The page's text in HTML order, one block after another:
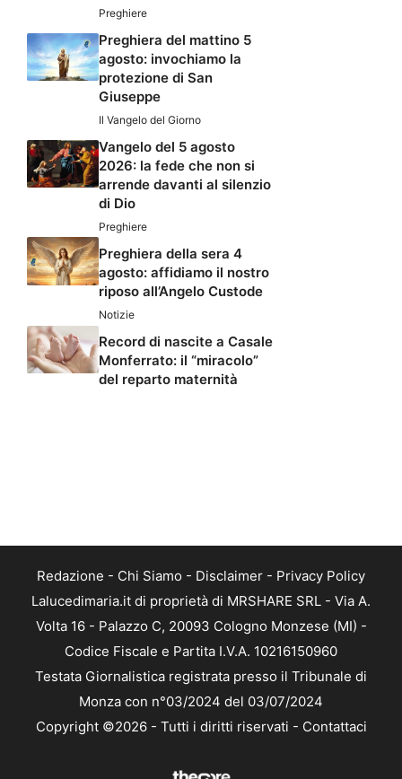
Preghiere
Preghiera del mattino 5
agosto: invochiamo la
protezione di San
Giuseppe
Il Vangelo del Giorno
Vangelo del 5 agosto
2026: la fede che non si
arrende davanti al silenzio
di Dio
Preghiere
Preghiera della sera 4
agosto: affidiamo il nostro
riposo all’Angelo Custode
Notizie
Record di nascite a Casale
Monferrato: il “miracolo”
del reparto maternità
Redazione - Chi Siamo - Disclaimer - Privacy Policy
Lalucedimaria.it di proprietà di MRSHARE SRL - Via A.
Volta 16 - Palazzo C, 20093 Cologno Monzese (MI) -
Codice Fiscale e Partita I.V.A. 10216150960
Testata Giornalistica registrata presso il Tribunale di
Monza con n°03/2024 del 03/07/2024
Copyright ©2026 - Tutti i diritti riservati - Contattaci